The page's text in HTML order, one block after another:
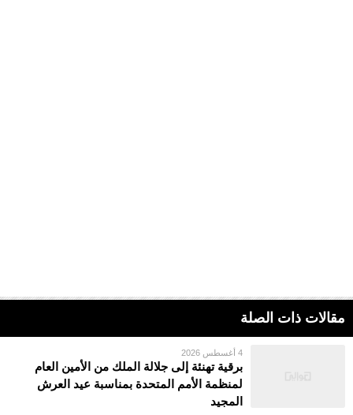
مقالات ذات الصلة
4 أغسطس 2026
برقية تهنئة إلى جلالة الملك من الأمين العام
لمنظمة الأمم المتحدة بمناسبة عيد العرش
المجيد